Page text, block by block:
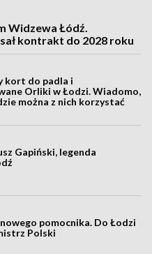
Widzewa Łódź.
kontrakt do 2028 roku
kort do padla i
Orliki w Łodzi. Wiadomo,
można z nich korzystać
Gapiński, legenda
pomocnika. Do Łodzi
Polski